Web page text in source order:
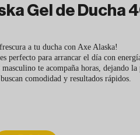
Gel de Ducha
a tu ducha con Axe Alaska!
perfecto para arrancar el día con
te acompaña horas, dejando
comodidad y resultados rápidos.